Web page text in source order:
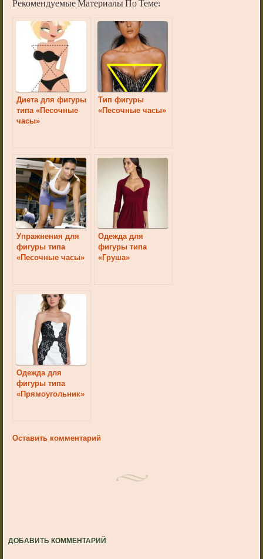
Рекомендуемые Материалы По Теме:
Диета для фигуры
типа «Песочные
часы»
Тип фигуры
«Песочные часы»
Упражнения для
фигуры типа
«Песочные часы»
Одежда для
фигуры типа
«Груша»
Одежда для
фигуры типа
«Прямоугольник»
Оставить комментарий
ДОБАВИТЬ КОММЕНТАРИЙ